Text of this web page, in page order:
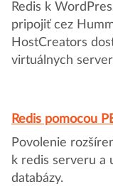
Redis k
pripojiť cez
HostCreators
virtuálnych
Redis pomocou
Povolenie
k redis serveru a
databázy.